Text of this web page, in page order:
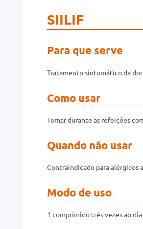
SIILIF
Para que serve
Tratamento sintomático da
Como usar
Tomar durante as refeições
Quando não usar
Contraindicado para alérgicos
Modo de uso
1 comprimido três vezes ao